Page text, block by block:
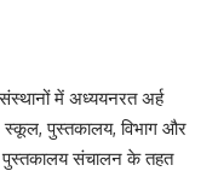
में अध्ययनरत अर्ह
स्कूल, पुस्तकालय, विभाग और
संचालन के तहत